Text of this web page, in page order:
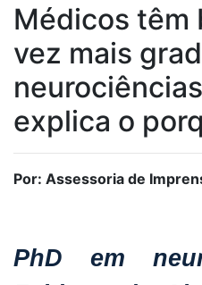
Médicos têm
vez mais
explica o
Por: Assessoria de
PhD em